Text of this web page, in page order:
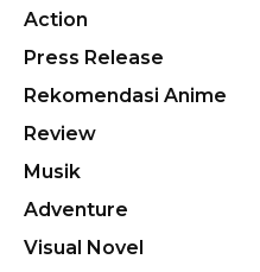
Action
Press Release
Rekomendasi Anime
Review
Musik
Adventure
Visual Novel